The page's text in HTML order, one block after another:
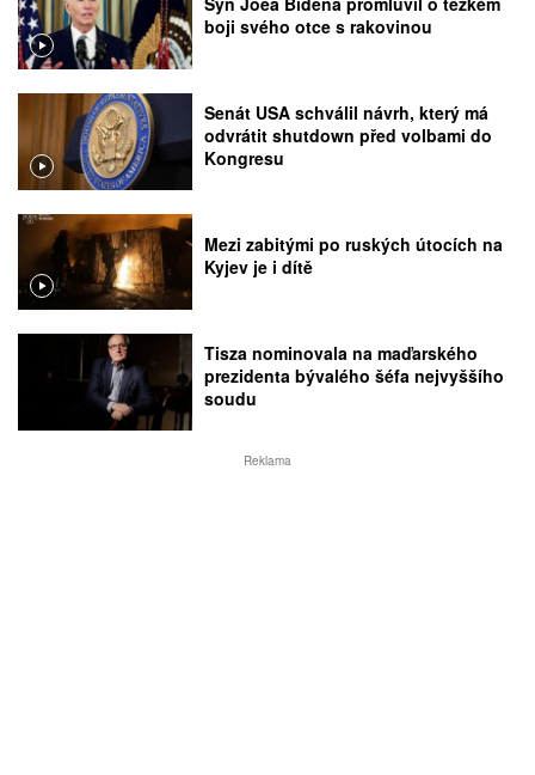
boji svého otce s rakovinou
Senát USA schválil návrh, který má
odvrátit shutdown před volbami do
Kongresu
Mezi zabitými po ruských útocích na
Kyjev je i dítě
Tisza nominovala na maďarského
prezidenta bývalého šéfa nejvyššího
soudu
Reklama